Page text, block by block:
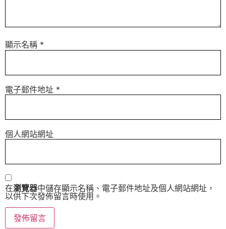
顯示名稱 *
電子郵件地址 *
個人網站網址
在瀏覽器中儲存顯示名稱、電子郵件地址及個人網站網址，
以供下次發佈留言時使用。